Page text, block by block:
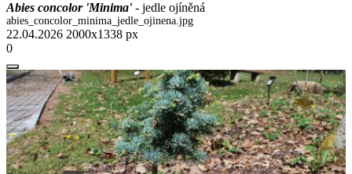
Abies concolor 'Minima' - jedle ojíněná
abies_concolor_minima_jedle_ojinena.jpg
22.04.2026 2000x1338 px
0